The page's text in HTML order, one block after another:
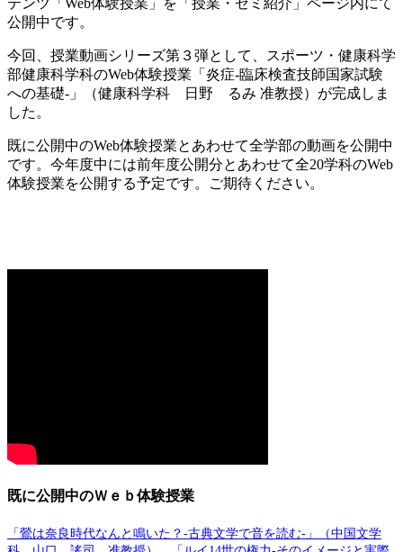
公開中です。
今回、授業動画シリーズ第３弾として、スポーツ・健康科学
部健康科学科のWeb体験授業「炎症-臨床検査技師国家試験
への基礎-」（健康科学科 日野 るみ 准教授）が完成しま
した。
既に公開中のWeb体験授業とあわせて全学部の動画を公開中
です。今年度中には前年度公開分とあわせて全20学科のWeb
体験授業を公開する予定です。ご期待ください。
既に公開中のＷｅｂ体験授業
「鶯は奈良時代なんと鳴いた？-古典文学で音を読む-」（中国文学